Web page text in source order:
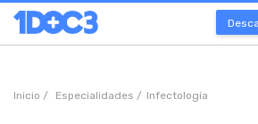
Inicio / Especialidades / Infectología